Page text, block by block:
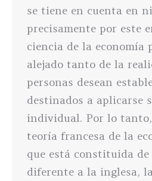
se tiene en cuenta en
precisamente por este
ciencia de la economía
alejado tanto de la
personas desean
destinados a aplicarse
individual. Por lo
teoría francesa de la
que está constituida de
diferente a la inglesa,